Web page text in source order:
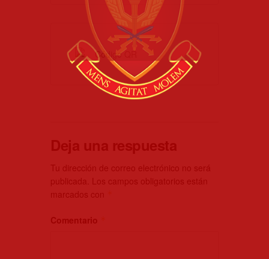
Tu dirección de correo electrónico no será
publicada. Los campos obligatorios están
marcados con
Comentario